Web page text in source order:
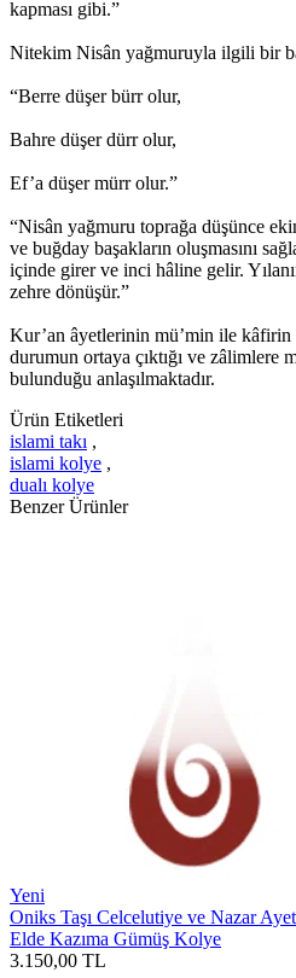
kapması gibi.”
Nitekim Nisân yağmuruyla ilgili bir
“Berre düşer bürr olur,
Bahre düşer dürr olur,
Ef’a düşer mürr olur.”
“Nisân yağmuru toprağa düşünce
ve buğday başakların oluşmasını
içinde girer ve inci hâline gelir.
zehre dönüşür.”
Kur’an âyetlerinin mü’min ile kâfirin
durumun ortaya çıktığı ve zâlimlere
bulunduğu anlaşılmaktadır.
Ürün Etiketleri
islami takı ,
islami kolye ,
dualı kolye
Benzer Ürünler
Yeni
Oniks Taşı Celcelutiye ve Nazar Ayeti
Elde Kazıma Gümüş Kolye
3.150,00 TL